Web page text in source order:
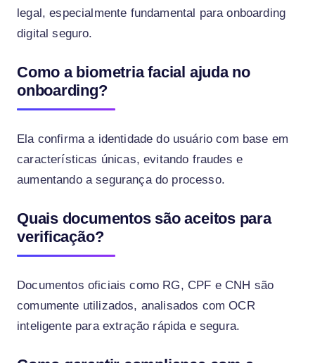
legal, especialmente fundamental para onboarding
digital seguro.
Como a biometria facial ajuda no
onboarding?
Ela confirma a identidade do usuário com base em
características únicas, evitando fraudes e
aumentando a segurança do processo.
Quais documentos são aceitos para
verificação?
Documentos oficiais como RG, CPF e CNH são
comumente utilizados, analisados com OCR
inteligente para extração rápida e segura.